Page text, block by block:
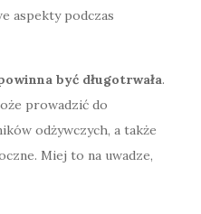
aspekty podczas
być długotrwała.
prowadzić do
odżywczych, a także
Miej to na uwadze,